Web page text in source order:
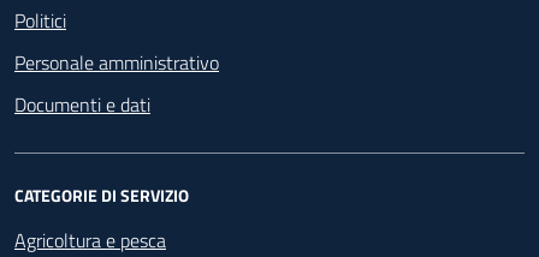
Politici
Personale amministrativo
Documenti e dati
CATEGORIE DI SERVIZIO
Agricoltura e pesca